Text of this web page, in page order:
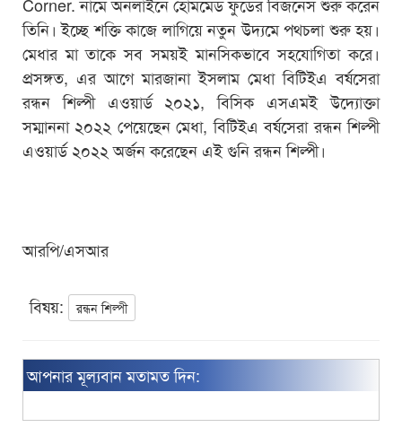
তিনি। ইচ্ছে শক্তি কাজে লাগিয়ে নতুন উদ্যমে পথচলা শুরু হয়।
মেধার মা তাকে সব সময়ই মানসিকভাবে সহযোগিতা করে।
প্রসঙ্গত, এর আগে মারজানা ইসলাম মেধা বিটিইএ বর্ষসেরা
রন্ধন শিল্পী এওয়ার্ড ২০২১, বিসিক এসএমই উদ্যোক্তা
সম্মাননা ২০২২ পেয়েছেন মেধা, বিটিইএ বর্ষসেরা রন্ধন শিল্পী
এওয়ার্ড ২০২২ অর্জন করেছেন এই গুনি রন্ধন শিল্পী।
আরপি/এসআর
বিষয়: রন্ধন শিল্পী
আপনার মূল্যবান মতামত দিন: